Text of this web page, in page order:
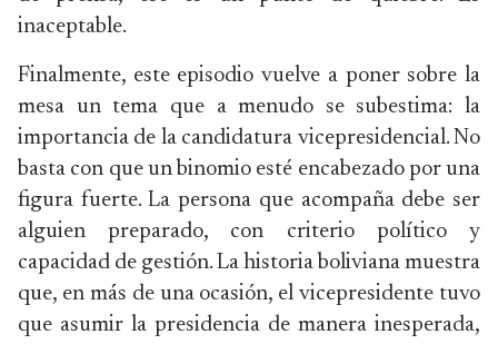
inaceptable.
Finalmente, este episodio vuelve a poner sobre la
mesa un tema que a menudo se subestima: la
importancia de la candidatura vicepresidencial. No
basta con que un binomio esté encabezado por una
figura fuerte. La persona que acompaña debe ser
alguien preparado, con criterio político y
capacidad de gestión. La historia boliviana muestra
que, en más de una ocasión, el vicepresidente tuvo
que asumir la presidencia de manera inesperada,